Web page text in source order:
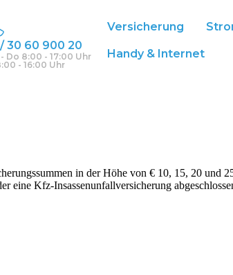
/ 30 60 900 20
Do 8:00 - 17:00 Uhr
- 16:00 Uhr
Versicherung
Handy & Internet
in der Höhe von € 10, 15, 20
eine Kfz-Insassenunfallversicherung